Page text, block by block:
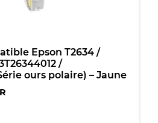
Epson T2634 /
/
ours polaire) – Jaune